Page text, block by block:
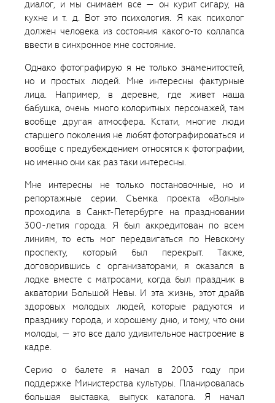
диалог, и мы снимаем все — он курит сигару, на
кухне и т. д. Вот это психология. Я как психолог
должен человека из состояния какого-то коллапса
ввести в синхронное мне состояние.
Однако фотографирую я не только знаменитостей,
но и простых людей. Мне интересны фактурные
лица. Например, в деревне, где живет наша
бабушка, очень много колоритных персонажей, там
вообще другая атмосфера. Кстати, многие люди
старшего поколения не любят фотографироваться и
вообще с предубеждением относятся к фотографии,
но именно они как раз таки интересны.
Мне интересны не только постановочные, но и
репортажные серии. Съемка проекта «Волны»
проходила в Санкт-Петербурге на праздновании
300-летия города. Я был аккредитован по всем
линиям, то есть мог передвигаться по Невскому
проспекту, который был перекрыт. Также,
договорившись с организаторами, я оказался в
лодке вместе с матросами, когда был праздник в
акватории Большой Невы. И эта жизнь, этот драйв
здоровых молодых людей, которые радуются и
празднику города, и хорошему дню, и тому, что они
молоды, — это все дало удивительное настроение в
кадре.
Серию о балете я начал в 2003 году при
поддержке Министерства культуры. Планировалась
большая выставка, выпуск каталога. Я начал